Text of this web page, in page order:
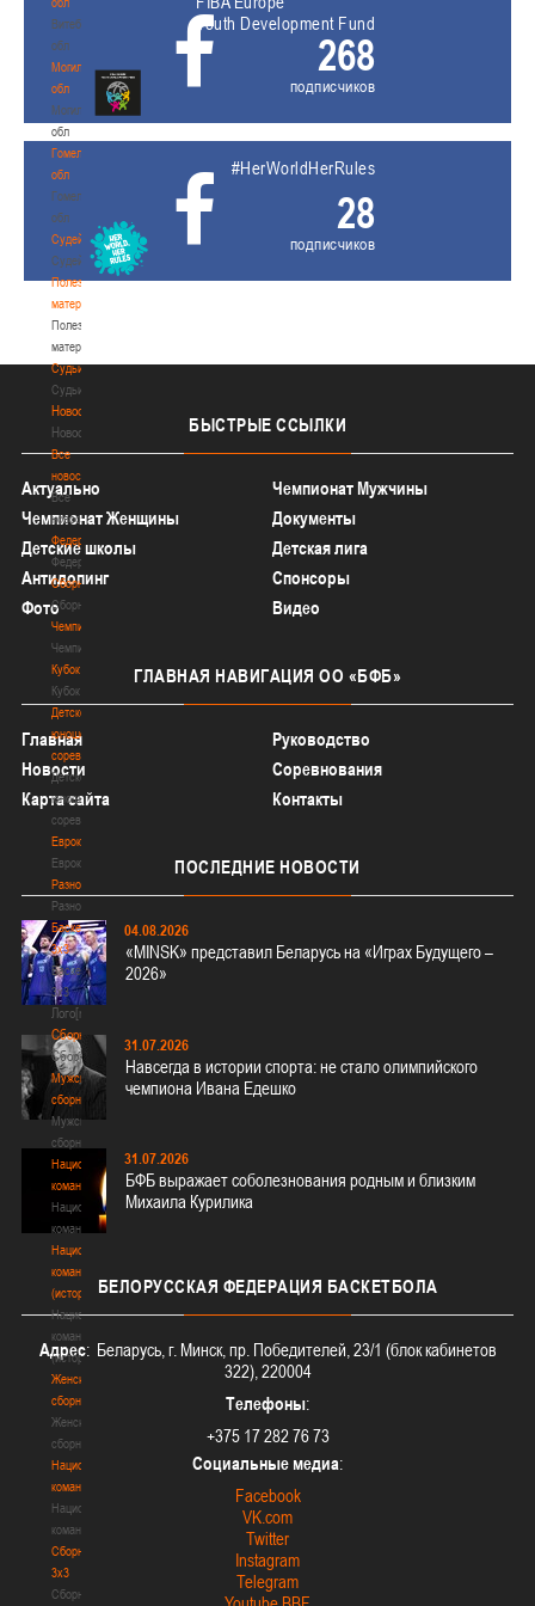
Витебская
обл
Могилевская
обл
Могилевская
обл
Гомельская
обл
Гомельская
обл
Судейство
Судейство
Полезные
материалы
Полезные
материалы
Судьи
Судьи
Новости
Новости
Все
новости
Все
новости
Федерация
Федерация
Сборные
Сборные
Чемпионат
Чемпионат
Кубок
Кубок
Детско-
юношеские
соревнования
Детско-
юношеские
соревнования
Еврокубки
Еврокубки
Разное
Разное
Баскетбол
3х3
Баскетбол
3х3
Лого[modid=121]
Сборные
Сборные
Мужские
сборные
Мужские
сборные
Национальная
команда
Национальная
команда
Национальная
команда
(история)
Национальная
команда
(история)
Женские
сборные
Женские
сборные
Национальная
команда
Национальная
команда
Сборные
3х3
Сборные
Youth Development Fund
268
подписчиков
#HerWorldHerRules
28
подписчиков
БЫСТРЫЕ ССЫЛКИ
Актуально
Чемпионат Мужчины
Чемпионат Женщины
Документы
Детские школы
Детская лига
Антидопинг
Спонсоры
Фото
Видео
ГЛАВНАЯ НАВИГАЦИЯ ОО «БФБ»
Главная
Руководство
Новости
Соревнования
Карта сайта
Контакты
ПОСЛЕДНИЕ НОВОСТИ
04.08.2026
«MINSK» представил Беларусь на «Играх Будущего –
2026»
31.07.2026
Навсегда в истории спорта: не стало олимпийского
чемпиона Ивана Едешко
31.07.2026
БФБ выражает соболезнования родным и близким
Михаила Курилика
БЕЛОРУССКАЯ ФЕДЕРАЦИЯ БАСКЕТБОЛА
Адрес: Беларусь, г. Минск, пр. Победителей, 23/1 (блок кабинетов
322), 220004
Телефоны:
+375 17 282 76 73
Социальные медиа:
Facebook
VK.com
Twitter
Instagram
Telegram